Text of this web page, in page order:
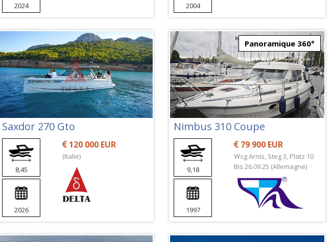
2024 2004
Saxdor 270 Gto
8,45
2026
120 000 EUR
(Italie)
Panoramique 360°
Nimbus 310 Coupe
9,18
1997
79 900 EUR
Wsg Arnis, Steg 3, Platz 10
Bis 26.09.25 (Allemagne)